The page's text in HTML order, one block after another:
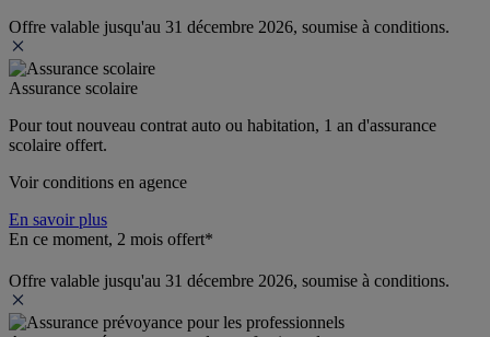
Offre valable jusqu'au 31 décembre 2026, soumise à conditions.
Assurance scolaire
Pour tout nouveau contrat auto ou habitation, 1 an d'assurance
scolaire offert.
Voir conditions en agence
En savoir plus
En ce moment, 2 mois offert*
Offre valable jusqu'au 31 décembre 2026, soumise à conditions.